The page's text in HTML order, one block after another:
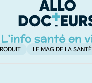
LE MAG DE LA SANTÉ